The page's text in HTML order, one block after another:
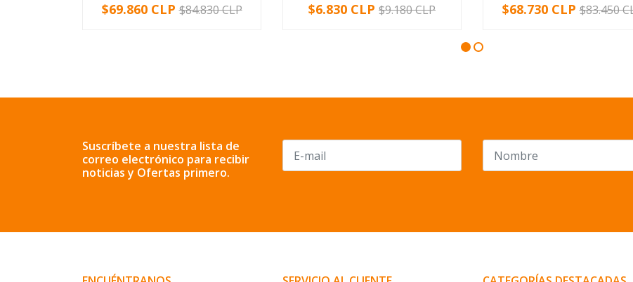
+
-$69.860 CLP $84.830 CLP +
$6.830 CLP $9.180 CLP +
-$68.730 CLP $83.450
Suscríbete a nuestra lista de
correo electrónico para recibir
noticias y Ofertas primero.